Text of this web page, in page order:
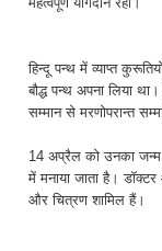
हिन्दू पन्थ में व्याप्त
बौद्ध पन्थ अपना लिया
सम्मान से मरणोपरान्त
14 अप्रैल को उनका जन्म
में मनाया जाता है।
और चित्रण शामिल हैं।